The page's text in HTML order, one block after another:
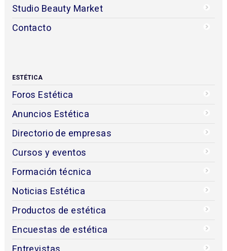
Studio Beauty Market
Contacto
ESTÉTICA
Foros Estética
Anuncios Estética
Directorio de empresas
Cursos y eventos
Formación técnica
Noticias Estética
Productos de estética
Encuestas de estética
Entrevistas